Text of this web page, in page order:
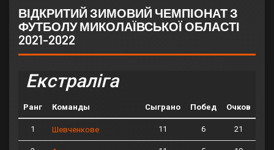
ВІДКРИТИЙ ЗИМОВИЙ ЧЕМПІОНАТ З
ФУТБОЛУ МИКОЛАЇВСЬКОЇ ОБЛАСТІ
2021-2022
Екстраліга
Ранг Команды Сыграно Побед Очков
1 Шевченкове 11 6 21